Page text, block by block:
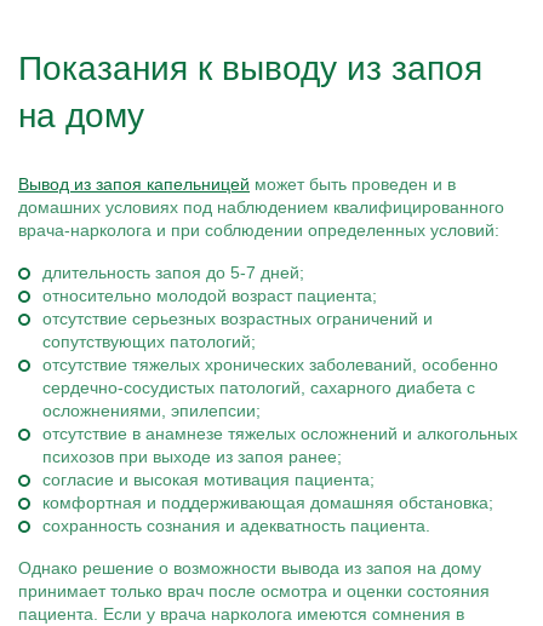
Показания к выводу из запоя
на дому
Вывод из запоя капельницей может быть проведен и в
домашних условиях под наблюдением квалифицированного
врача-нарколога и при соблюдении определенных условий:
длительность запоя до 5-7 дней;
относительно молодой возраст пациента;
отсутствие серьезных возрастных ограничений и
сопутствующих патологий;
отсутствие тяжелых хронических заболеваний, особенно
сердечно-сосудистых патологий, сахарного диабета с
осложнениями, эпилепсии;
отсутствие в анамнезе тяжелых осложнений и алкогольных
психозов при выходе из запоя ранее;
согласие и высокая мотивация пациента;
комфортная и поддерживающая домашняя обстановка;
сохранность сознания и адекватность пациента.
Однако решение о возможности вывода из запоя на дому
принимает только врач после осмотра и оценки состояния
пациента. Если у врача нарколога имеются сомнения в